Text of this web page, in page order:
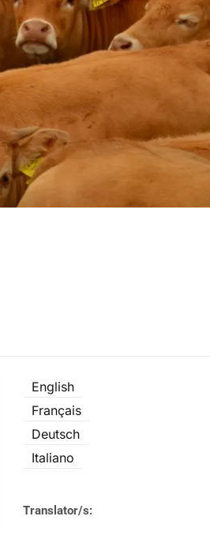
English
Français
Deutsch
Italiano
Translator/s: